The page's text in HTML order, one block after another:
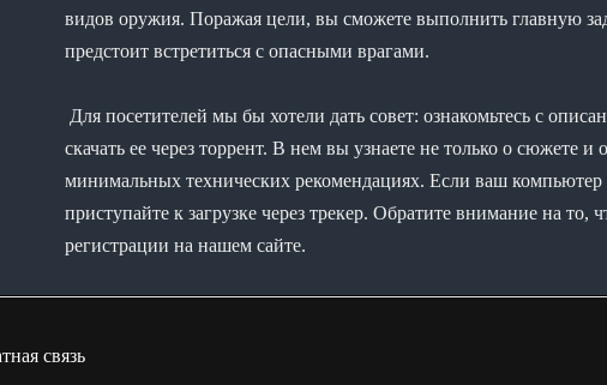
видов оружия. Поражая цели, вы сможете выполнить главную
предстоит встретиться с опасными врагами.
Для посетителей мы бы хотели дать совет: ознакомьтесь с
скачать ее через торрент. В нем вы узнаете не только о сюжете
минимальных технических рекомендациях. Если ваш компьютер
приступайте к загрузке через трекер. Обратите внимание на то,
регистрации на нашем сайте.
связь